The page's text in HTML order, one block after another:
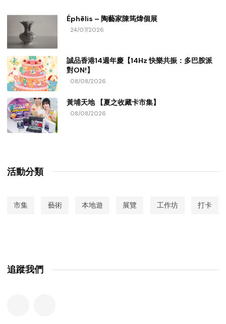
Éphēlis – 陶藝家陳筠煒個展
24/07/2026
誠品香港14週年慶【14Hz 快樂共振：多巴胺派
對ON!】
08/08/2026
黃埔天地 【夏之收藏卡市集】
08/08/2026
活動分類
市集 藝術 本地遊 展覽 工作坊 打卡
追蹤我們